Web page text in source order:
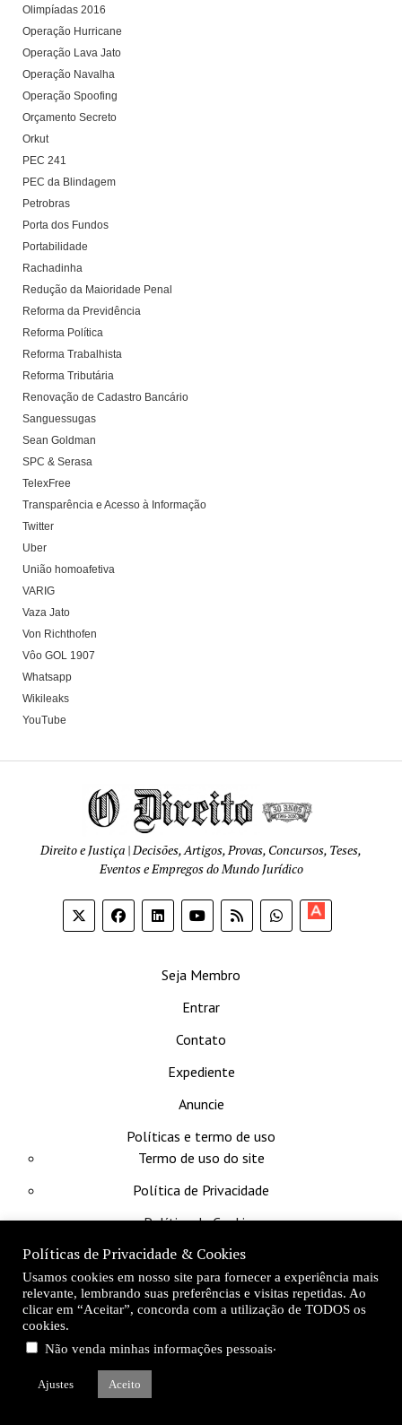
Olimpíadas 2016
Operação Hurricane
Operação Lava Jato
Operação Navalha
Operação Spoofing
Orçamento Secreto
Orkut
PEC 241
PEC da Blindagem
Petrobras
Porta dos Fundos
Portabilidade
Rachadinha
Redução da Maioridade Penal
Reforma da Previdência
Reforma Política
Reforma Trabalhista
Reforma Tributária
Renovação de Cadastro Bancário
Sanguessugas
Sean Goldman
SPC & Serasa
TelexFree
Transparência e Acesso à Informação
Twitter
Uber
União homoafetiva
VARIG
Vaza Jato
Von Richthofen
Vôo GOL 1907
Whatsapp
Wikileaks
YouTube
Direito e Justiça | Decisões, Artigos, Provas, Concursos, Teses,
Eventos e Empregos do Mundo Jurídico
Seja Membro
Entrar
Contato
Expediente
Anuncie
Políticas e termo de uso
Termo de uso do site
Política de Privacidade
Política de Cookies
Sobre
RSS
“A justiça atrasada não é justiça, senão injustiça
qualificada e manifesta.”
Políticas de Privacidade & Cookies
Usamos cookies em nosso site para fornecer a experiência mais
relevante, lembrando suas preferências e visitas repetidas. Ao
clicar em “Aceitar”, concorda com a utilização de TODOS os
cookies.
Não venda minhas informações pessoais.
Ajustes Aceito